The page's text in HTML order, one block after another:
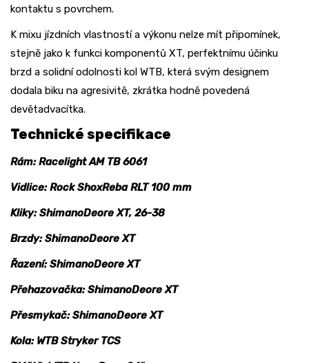
kontaktu s povrchem.
K mixu jízdních vlastností a výkonu nelze mít připomínek,
stejně jako k funkci komponentů XT, perfektnímu účinku
brzd a solidní odolnosti kol WTB, která svým designem
dodala biku na agresivitě, zkrátka hodně povedená
devětadvacítka.
Technické specifikace
Rám: Racelight AM TB 6061
Vidlice: Rock ShoxReba RLT 100 mm
Kliky: ShimanoDeore XT, 26-38
Brzdy: ShimanoDeore XT
Řazení: ShimanoDeore XT
Přehazovačka: ShimanoDeore XT
Přesmykač: ShimanoDeore XT
Kola: WTB Stryker TCS